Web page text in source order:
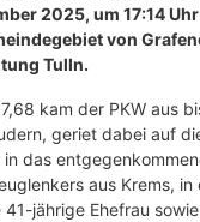
2025, um 17:14
von
Tulln.
kam der PKW aus
geriet dabei auf
das
aus Krems, in
41-jährige Ehefrau